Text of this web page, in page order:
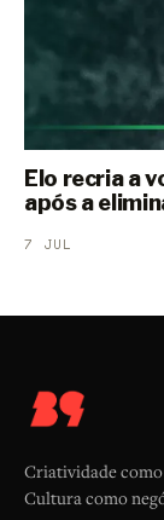
Elo recria a
após a
7 JUL
Criatividade
Cultura como